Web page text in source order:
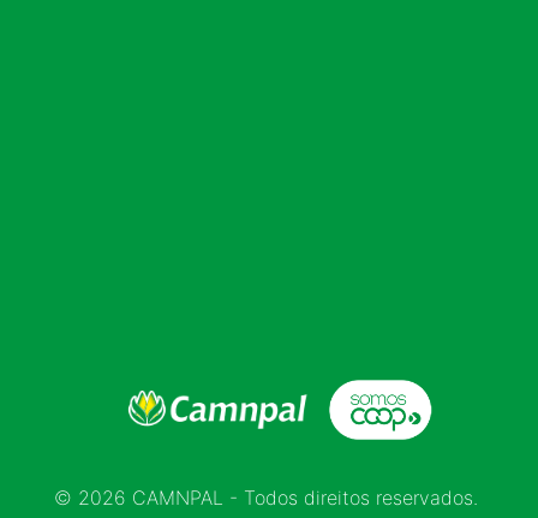
© 2026 CAMNPAL - Todos direitos reservados.